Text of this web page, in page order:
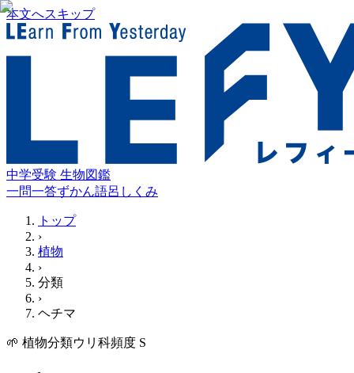
本文へスキップ
中学受験 生物図鑑
一問一答ずかん語呂 しくみ
トップ
›
植物
›
分類
›
ヘチマ
🌱 植物分類ウリ科頻度 S